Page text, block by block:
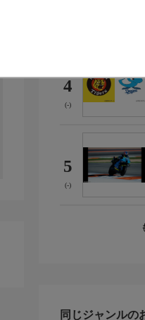
4
(-)
5
(-)
同じジャンルの